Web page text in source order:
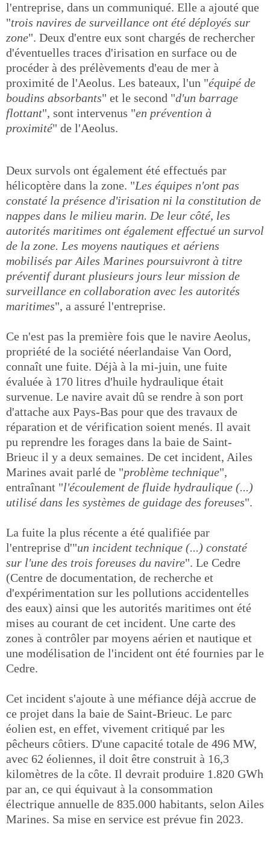
l'entreprise, dans un communiqué. Elle a ajouté que
"trois navires de surveillance ont été déployés sur
zone". Deux d'entre eux sont chargés de rechercher
d'éventuelles traces d'irisation en surface ou de
procéder à des prélèvements d'eau de mer à
proximité de l'Aeolus. Les bateaux, l'un "équipé de
boudins absorbants" et le second "d'un barrage
flottant", sont intervenus "en prévention à
proximité" de l'Aeolus.
Deux survols ont également été effectués par
hélicoptère dans la zone. "Les équipes n'ont pas
constaté la présence d'irisation ni la constitution de
nappes dans le milieu marin. De leur côté, les
autorités maritimes ont également effectué un survol
de la zone. Les moyens nautiques et aériens
mobilisés par Ailes Marines poursuivront à titre
préventif durant plusieurs jours leur mission de
surveillance en collaboration avec les autorités
maritimes", a assuré l'entreprise.
Ce n'est pas la première fois que le navire Aeolus,
propriété de la société néerlandaise Van Oord,
connaît une fuite. Déjà à la mi-juin, une fuite
évaluée à 170 litres d'huile hydraulique était
survenue. Le navire avait dû se rendre à son port
d'attache aux Pays-Bas pour que des travaux de
réparation et de vérification soient menés. Il avait
pu reprendre les forages dans la baie de Saint-
Brieuc il y a deux semaines. De cet incident, Ailes
Marines avait parlé de "problème technique",
entraînant "l'écoulement de fluide hydraulique (...)
utilisé dans les systèmes de guidage des foreuses".
La fuite la plus récente a été qualifiée par
l'entreprise d'"un incident technique (...) constaté
sur l'une des trois foreuses du navire". Le Cedre
(Centre de documentation, de recherche et
d'expérimentation sur les pollutions accidentelles
des eaux) ainsi que les autorités maritimes ont été
mises au courant de cet incident. Une carte des
zones à contrôler par moyens aérien et nautique et
une modélisation de l'incident ont été fournies par le
Cedre.
Cet incident s'ajoute à une méfiance déjà accrue de
ce projet dans la baie de Saint-Brieuc. Le parc
éolien est, en effet, vivement critiqué par les
pêcheurs côtiers. D'une capacité totale de 496 MW,
avec 62 éoliennes, il doit être construit à 16,3
kilomètres de la côte. Il devrait produire 1.820 GWh
par an, ce qui équivaut à la consommation
électrique annuelle de 835.000 habitants, selon Ailes
Marines. Sa mise en service est prévue fin 2023.